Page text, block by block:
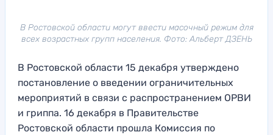
В Ростовской области могут ввести масочный режим для
всех возрастных групп населения. Фото: Альберт ДЗЕНЬ
В Ростовской области 15 декабря утверждено
постановление о введении ограничительных
мероприятий в связи с распространением ОРВИ
и гриппа. 16 декабря в Правительстве
Ростовской области прошла Комиссия по